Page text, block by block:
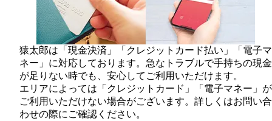
猿太郎は「現金決済」「クレジットカード払い」「電子マ
ネー」に対応しております。急なトラブルで手持ちの現金
が足りない時でも、安心してご利用いただけます。
エリアによっては「クレジットカード」「電子マネー」が
ご利用いただけない場合がございます。詳しくはお問い合
わせの際にご確認ください。